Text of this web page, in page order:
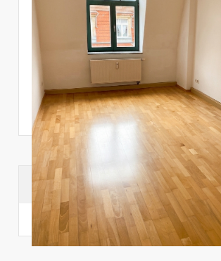
Suchhistorie
noch nichts angesehen